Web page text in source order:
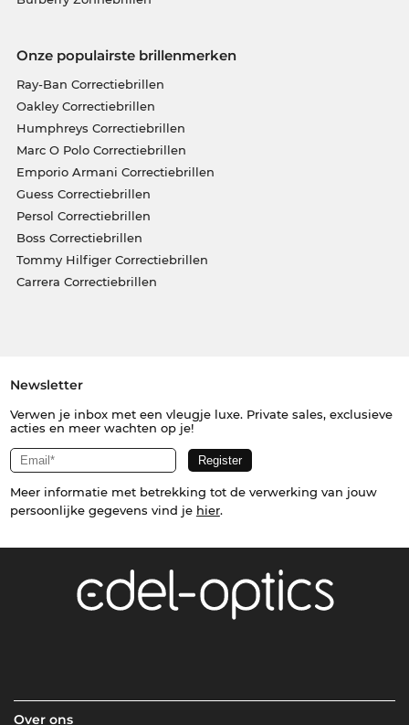
Onze populairste brillenmerken
Ray-Ban Correctiebrillen
Oakley Correctiebrillen
Humphreys Correctiebrillen
Marc O Polo Correctiebrillen
Emporio Armani Correctiebrillen
Guess Correctiebrillen
Persol Correctiebrillen
Boss Correctiebrillen
Tommy Hilfiger Correctiebrillen
Carrera Correctiebrillen
Newsletter
Verwen je inbox met een vleugje luxe. Private sales, exclusieve
acties en meer wachten op je!
Meer informatie met betrekking tot de verwerking van jouw
persoonlijke gegevens vind je hier.
Over ons